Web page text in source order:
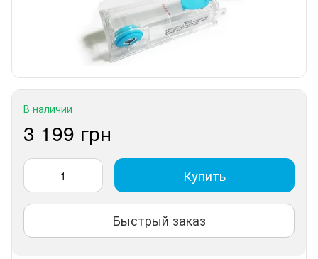
В наличии
3 199 грн
Купить
Быстрый заказ